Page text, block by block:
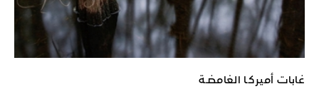
غابات أميركـا الغامضـة